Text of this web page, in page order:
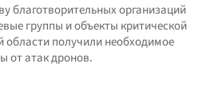
благотворительных организаций
группы и объекты критической
области получили необходимое
от атак дронов.